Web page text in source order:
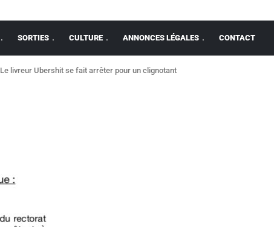
SORTIES CULTURE ANNONCES LÉGALES CONTACT
Le livreur Ubershit se fait arrêter pour un clignotant